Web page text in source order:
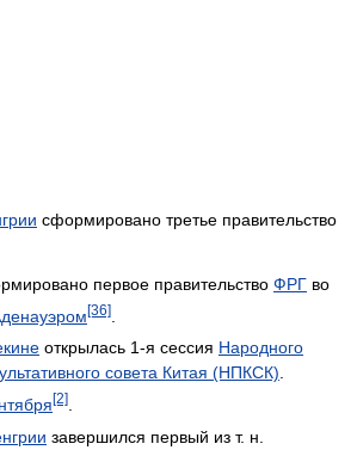
сформировано третье правительство
первое правительство ФРГ во
[36]
открылась 1-я сессия Народного
совета Китая (НПКСК).
[2]
завершился первый из т. н.